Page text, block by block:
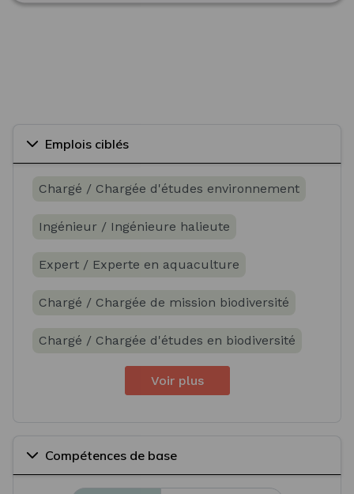
Emplois ciblés
Chargé / Chargée d'études environnement
Ingénieur / Ingénieure halieute
Expert / Experte en aquaculture
Chargé / Chargée de mission biodiversité
Chargé / Chargée d'études en biodiversité
Voir plus
Compétences de base